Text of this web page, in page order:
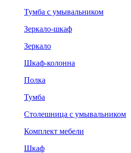
Тумба с умывальником
Зеркало-шкаф
Зеркало
Шкаф-колонна
Полка
Тумба
Столешница с умывальником
Комплект мебели
Шкаф